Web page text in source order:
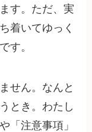
す。ただ、実
着いてゆっく
す。
せん。なんと
とき。わたし
「注意事項」